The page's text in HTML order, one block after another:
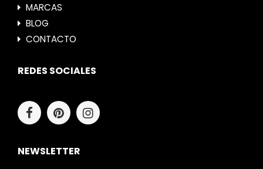
MARCAS
BLOG
CONTACTO
REDES SOCIALES
NEWSLETTER